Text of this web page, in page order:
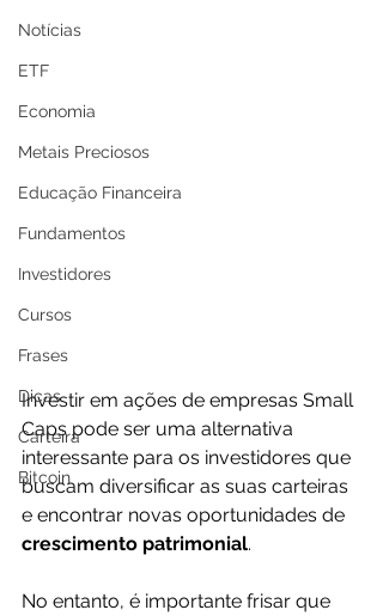
Notícias
ETF
Economia
Metais Preciosos
Educação Financeira
Fundamentos
Investidores
Cursos
Frases
Dicas
Carteira
Bitcoin
Investir em ações de empresas Small
Caps pode ser uma alternativa
interessante para os investidores que
buscam diversificar as suas carteiras
e encontrar novas oportunidades de
crescimento patrimonial.
No entanto, é importante frisar que